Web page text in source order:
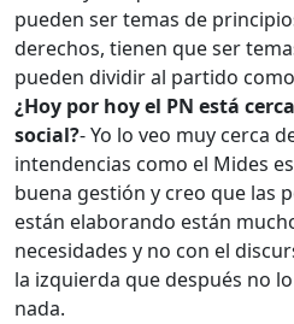
pueden ser temas de
derechos, tienen que ser
pueden dividir al partido
¿Hoy por hoy el PN está
social?- Yo lo veo muy cerca
intendencias como el Mides
buena gestión y creo que las
están elaborando están
necesidades y no con el
la izquierda que después no
nada.